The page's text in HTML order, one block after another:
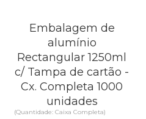
Embalagem de
alumínio
Rectangular 1250ml
c/ Tampa de cartão -
Cx. Completa 1000
unidades
(Quantidade: Caixa Completa)